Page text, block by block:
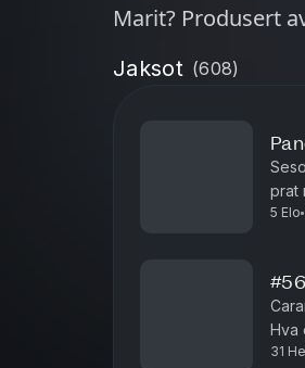
Marit? Produsert
Jaksot (608)
prat
hatt
5 Elo
Hva
31